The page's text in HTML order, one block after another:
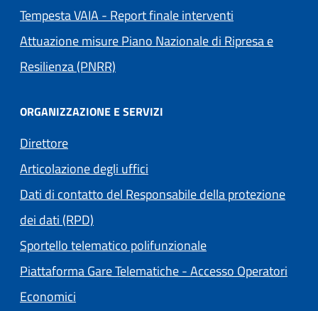
Tempesta VAIA - Report finale interventi
Attuazione misure Piano Nazionale di Ripresa e
Resilienza (PNRR)
ORGANIZZAZIONE E SERVIZI
Direttore
Articolazione degli uffici
Dati di contatto del Responsabile della protezione
dei dati (RPD)
Sportello telematico polifunzionale
Piattaforma Gare Telematiche - Accesso Operatori
Economici